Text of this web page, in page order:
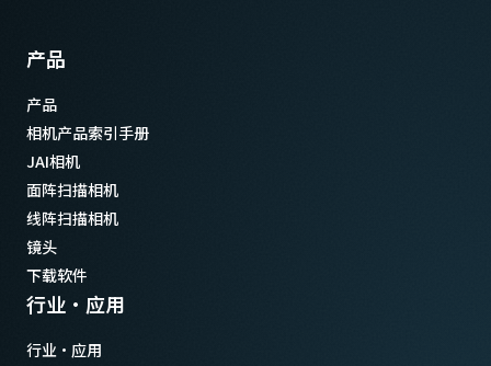
产品
产品
相机产品索引手册
JAI相机
面阵扫描相机
线阵扫描相机
镜头
下载软件
行业·应用
行业·应用